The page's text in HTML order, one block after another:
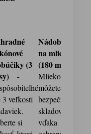
(3
-
3 veľkosti
si
Nádobka
na mlieko
(180 ml)
Mlieko
môžete
bezpečne
skladovať
vďaka